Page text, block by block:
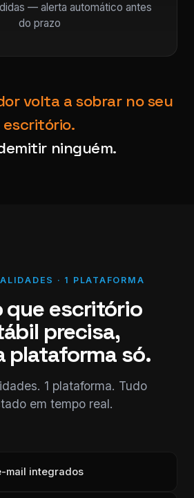
— alerta automático antes
do prazo
volta a sobrar no seu
escritório.
ninguém.
· 1 PLATAFORMA
que escritório
precisa,
plataforma só.
1 plataforma. Tudo
em tempo real.
mail integrados